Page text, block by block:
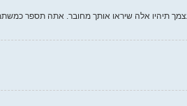
תיהיו אלה שיראו אותך מחובר. אתה תספר